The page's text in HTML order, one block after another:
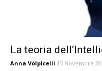
La teoria
Anna Volpicelli 15 Novembre